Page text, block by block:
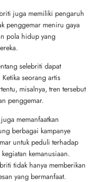
juga memiliki pengaruh
penggemar meniru gaya
pola hidup yang
selebriti dapat
seorang artis
misalnya, tren tersebut
penggemar.
memanfaatkan
berbagai kampanye
untuk peduli terhadap
kemanusiaan.
tidak hanya memberikan
yang bermanfaat.